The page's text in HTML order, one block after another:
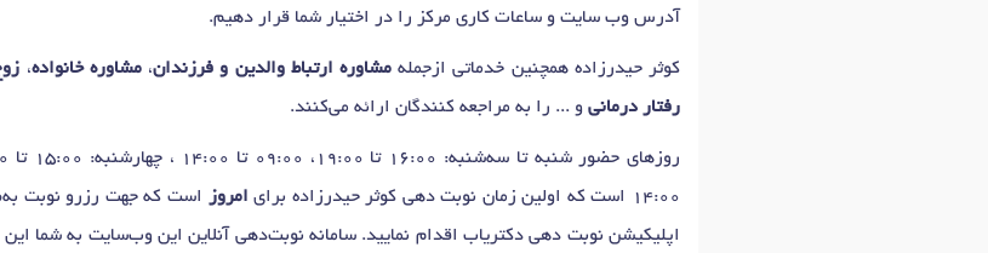
آدرس وب سایت و ساعات کاری مرکز را در اختیار شما قرار دهیم.
کوثر حیدرزاده همچنین خدماتی ازجملهمشاوره ارتباط والدین و فرزندان،مشاوره خانواده،
رفتار درمانی و ... را به مراجعه کنندگان ارائه می‌کنند.
14:00 است که اولین زمان نوبت دهی کوثر حیدرزاده برای
امروز
است که جهت رزرو نوبت
اپلیکیشن نوبت دهی دکتریاب اقدام نمایید. سامانه نوبت‌دهی آنلاین این وب‌سایت به شما